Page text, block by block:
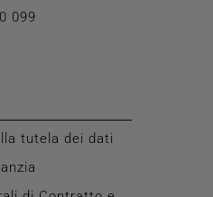
099
tutela dei dati